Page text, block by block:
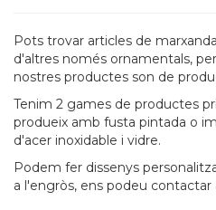
Pots trovar articles de
d'altres només ornamentals,
nostres productes son de
Tenim 2 games de productes
produeix amb fusta pintada o
d'acer inoxidable i vidre.
Podem fer dissenys
a l'engròs, ens podeu contactar